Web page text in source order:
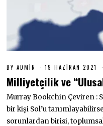
BYADMIN 19 HAZIRAN 2021
H
Z
R
A
Milliyetçilik ve
Murray Bookchin Çeviren :
bir kişi Sol’u
sorunlardan birisi,